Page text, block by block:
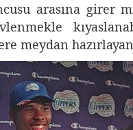
arasına girer
meydan hazırlayan